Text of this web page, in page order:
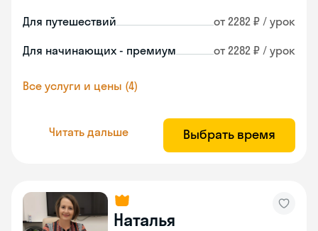
Для путешествий от 2282 ₽ / урок
Для начинающих - премиум от 2282 ₽ / урок
Все услуги и цены (4)
Читать дальше Выбрать время
Наталья